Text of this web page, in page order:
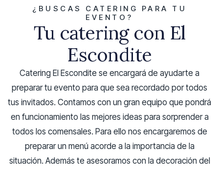
¿BUSCAS CATERING PARA TU
EVENTO?
Tu catering con El
Escondite
Catering El Escondite se encargará de ayudarte a
preparar tu evento para que sea recordado por todos
tus invitados. Contamos con un gran equipo que pondrá
en funcionamiento las mejores ideas para sorprender a
todos los comensales. Para ello nos encargaremos de
preparar un menú acorde a la importancia de la
situación. Además te asesoramos con la decoración del